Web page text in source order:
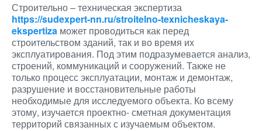
Строительно – техническая экспертиза
https://sudexpert-nn.ru/stroitelno-texnicheskaya-
ekspertiza может проводиться как перед
строительством зданий, так и во время их
эксплуатирования. Под этим подразумевается анализ,
строений, коммуникаций и сооружений. Также не
только процесс эксплуатации, монтаж и демонтаж,
разрушение и восстановительные работы
необходимые для исследуемого объекта. Ко всему
этому, изучается проектно- сметная документация
территорий связанных с изучаемым объектом.